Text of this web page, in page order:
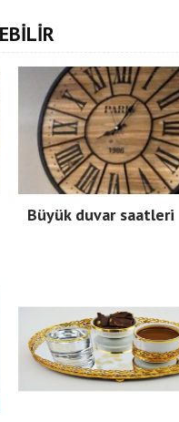
Büyük duvar saatleri